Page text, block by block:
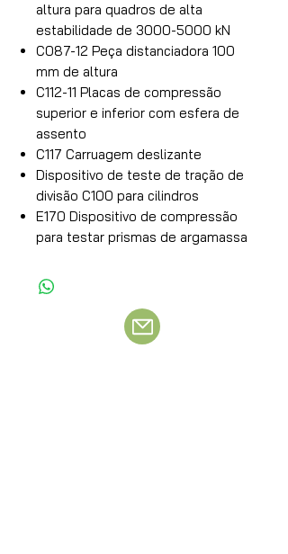
altura para quadros de alta
estabilidade de 3000-5000 kN
C087-12 Peça distanciadora 100
mm de altura
C112-11 Placas de compressão
superior e inferior com esfera de
assento
C117 Carruagem deslizante
Dispositivo de teste de tração de
divisão C100 para cilindros
E170 Dispositivo de compressão
para testar prismas de argamassa